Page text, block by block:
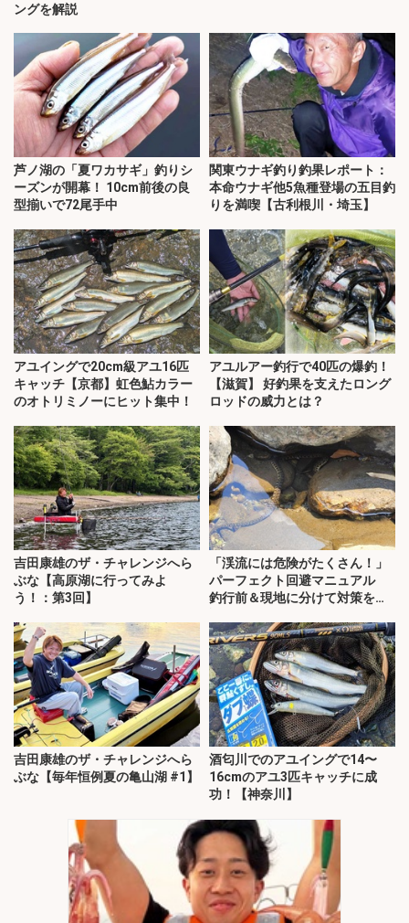
ングを解説
芦ノ湖の「夏ワカサギ」釣りシ
ーズンが開幕！ 10cm前後の良
型揃いで72尾手中
関東ウナギ釣り釣果レポート：
本命ウナギ他5魚種登場の五目釣
りを満喫【古利根川・埼玉】
アユイングで20cm級アユ16匹
キャッチ【京都】虹色鮎カラー
のオトリミノーにヒット集中！
アユルアー釣行で40匹の爆釣！
【滋賀】 好釣果を支えたロング
ロッドの威力とは？
吉田康雄のザ・チャレンジへら
ぶな【高原湖に行ってみよ
う！：第3回】
「渓流には危険がたくさん！」
パーフェクト回避マニュアル
釣行前＆現地に分けて対策を解
吉田康雄のザ・チャレンジへら
ぶな【毎年恒例夏の亀山湖 #1】
酒匂川でのアユイングで14〜
16cmのアユ3匹キャッチに成
功！【神奈川】